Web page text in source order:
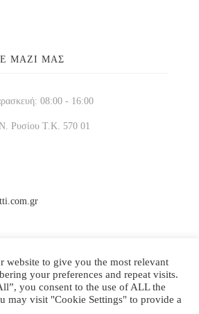
ΜΑΖΊ ΜΑΣ
08:00 - 16:00
Ρυσίου Τ.Κ. 570 01
website to give you the most relevant
your preferences and repeat visits.
you consent to the use of ALL the
may visit "Cookie Settings" to provide a